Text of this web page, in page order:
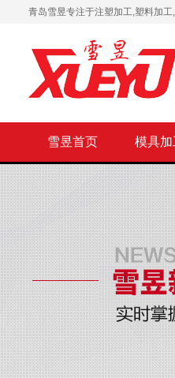
青岛雪昱专注于注塑加工,塑料加
雪昱首页 模具加